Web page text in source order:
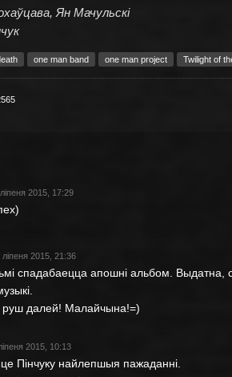
Ян Мачульскі
one man band one man project Twilight of
2015, 17:29
ліпеня 2015, 21:36
спадабаецца апошнi альбом. Выдатна,
руш далей! Малайчына!=)
2015, 10:13
Пінчуку найлепшыя пажаданні.